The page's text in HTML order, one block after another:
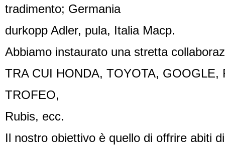
tradimento; Germania
durkopp Adler, pula, Italia Macp.
Abbiamo instaurato una stretta
TRA CUI HONDA, TOYOTA,
TROFEO,
Rubis, ecc.
Il nostro obiettivo è quello di offrire abiti